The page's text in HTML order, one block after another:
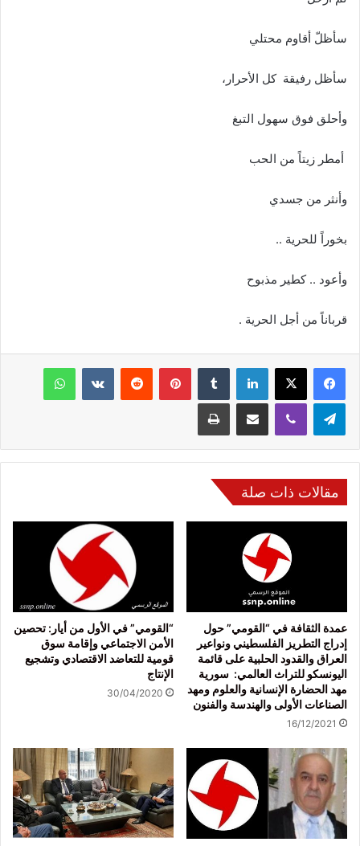
سأظلّ أقاوم محتلي
سأظل رفيقة كل الأحرار،
وأحلق فوق سهول التبغ
أمطر زيتاً من الحب
وأنثر من جسدي
بخوراً للحرية ..
وأعود .. كطير مذبوح
قرباناً من أجل الحرية .
فيسبوك لينكدإن بينتيريست
مقالات ذات صلة
عمدة الثقافة في “القومي” حول
إدراج التطريز الفلسطيني ونواعير
العراق والقدود الحلبية على قائمة
اليونسكو للتراث العالمي: سورية
مهد الحضارة الإنسانية والعلوم ومهد
الصناعات الأولى والهندسة والفنون
16/12/2021
“القومي” في الأول من أيار: تحصين
الأمن الاجتماعي وإقامة سوق
قومية للتعاضد الاقتصادي وتشجيع
الإنتاج
30/04/2020